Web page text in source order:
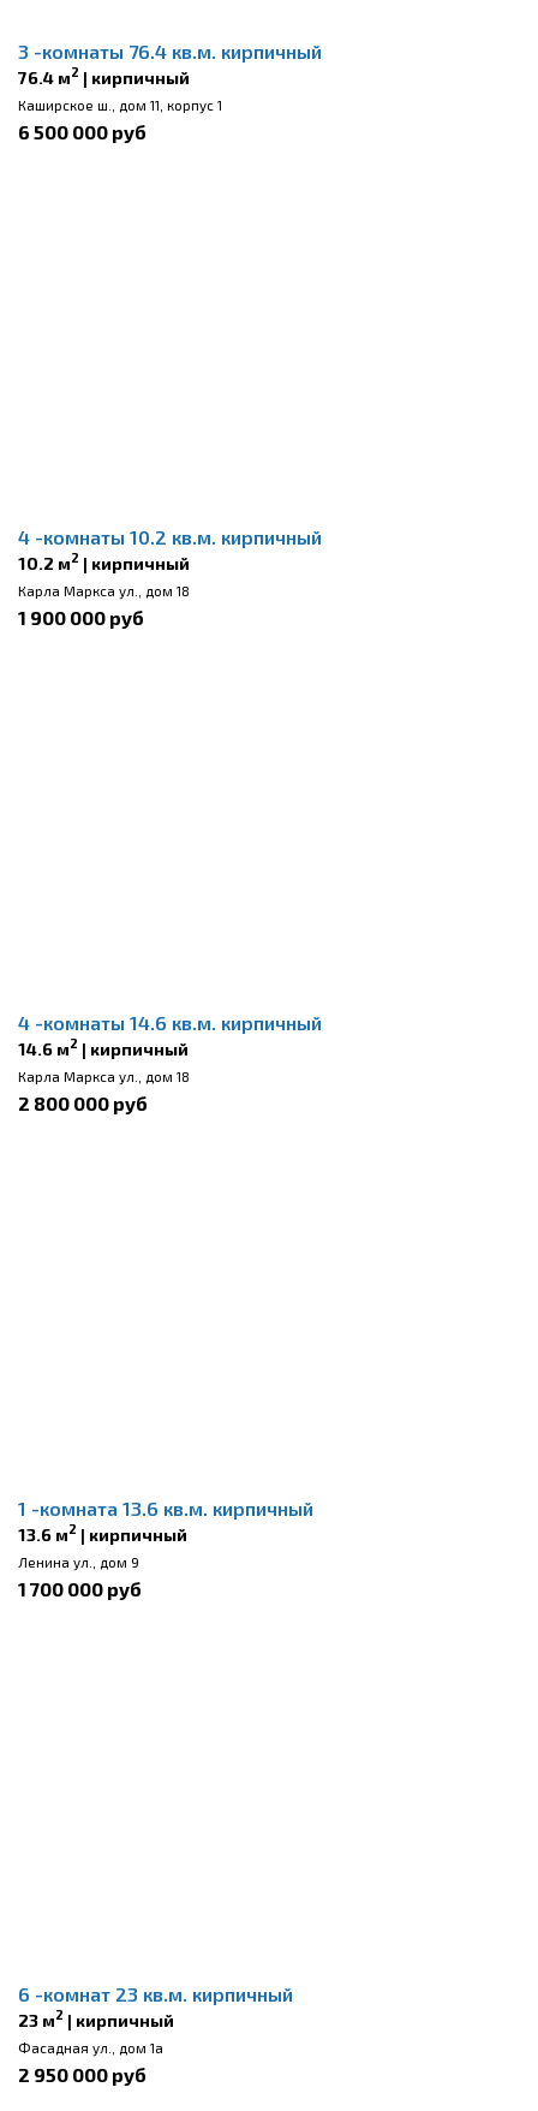
3 -комнаты 76.4 кв.м. кирпичный
76.4 м2 | кирпичный
Каширское ш., дом 11, корпус 1
6 500 000 руб
4 -комнаты 10.2 кв.м. кирпичный
10.2 м2 | кирпичный
Карла Маркса ул., дом 18
1 900 000 руб
4 -комнаты 14.6 кв.м. кирпичный
14.6 м2 | кирпичный
Карла Маркса ул., дом 18
2 800 000 руб
1 -комната 13.6 кв.м. кирпичный
13.6 м2 | кирпичный
Ленина ул., дом 9
1 700 000 руб
6 -комнат 23 кв.м. кирпичный
23 м2 | кирпичный
Фасадная ул., дом 1а
2 950 000 руб